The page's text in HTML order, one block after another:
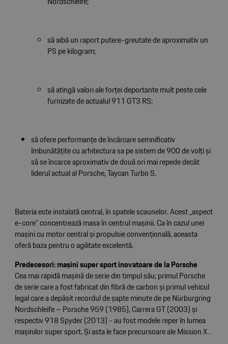
să aibă un raport putere-greutate de aproximativ un
PS pe kilogram;
să atingă valori ale forței deportante mult peste cele
furnizate de actualul 911 GT3 RS;
să ofere performanțe de încărcare semnificativ
îmbunătățite cu arhitectura sa pe sistem de 900 de volți și
să se încarce aproximativ de două ori mai repede decât
liderul actual al Porsche, Taycan Turbo S.
Bateria este instalată central, în spatele scaunelor. Acest „aspect
e-core” concentrează masa în centrul mașinii. Ca în cazul unei
mașini cu motor central și propulsie convențională, aceasta
oferă baza pentru o agilitate excelentă.
Predecesori: mașini super sport inovatoare de la Porsche
Cea mai rapidă mașină de serie din timpul său; primul Porsche
de serie care a fost fabricat din fibră de carbon și primul vehicul
legal care a depășit recordul de șapte minute de pe Nürburgring
Nordschleife – Porsche 959 (1985), Carrera GT (2003) și
respectiv 918 Spyder (2013) - au fost modele reper în lumea
mașinilor super sport. Și asta le face precursoare ale Mission X .